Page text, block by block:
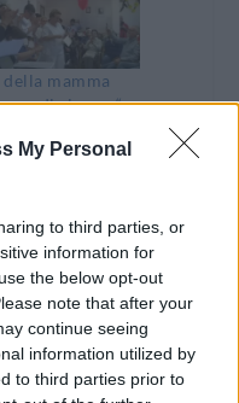
My Personal
to third parties, or
information for
the below opt-out
note that after your
continue seeing
information utilized by
to third parties prior to
della mamma
di riposo “
Scrivia